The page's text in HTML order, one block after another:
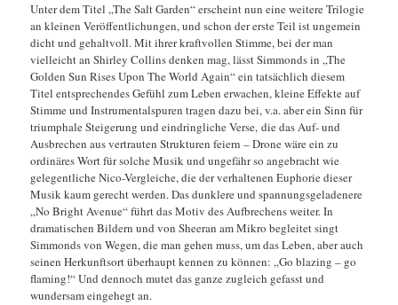
Unter dem Titel „The Salt Garden“ erscheint nun eine weitere Trilogie
an kleinen Veröffentlichungen, und schon der erste Teil ist ungemein
dicht und gehaltvoll. Mit ihrer kraftvollen Stimme, bei der man
vielleicht an Shirley Collins denken mag, lässt Simmonds in „The
Golden Sun Rises Upon The World Again“ ein tatsächlich diesem
Titel entsprechendes Gefühl zum Leben erwachen, kleine Effekte auf
Stimme und Instrumentalspuren tragen dazu bei, v.a. aber ein Sinn für
triumphale Steigerung und eindringliche Verse, die das Auf- und
Ausbrechen aus vertrauten Strukturen feiern – Drone wäre ein zu
ordinäres Wort für solche Musik und ungefähr so angebracht wie
gelegentliche Nico-Vergleiche, die der verhaltenen Euphorie dieser
Musik kaum gerecht werden. Das dunklere und spannungsgeladenere
„No Bright Avenue“ führt das Motiv des Aufbrechens weiter. In
dramatischen Bildern und von Sheeran am Mikro begleitet singt
Simmonds von Wegen, die man gehen muss, um das Leben, aber auch
seinen Herkunftsort überhaupt kennen zu können: „Go blazing – go
flaming!“ Und dennoch mutet das ganze zugleich gefasst und
wundersam eingehegt an.